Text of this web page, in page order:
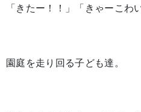
「きたー！！」「きゃーこわい
園庭を走り回る子ども達。